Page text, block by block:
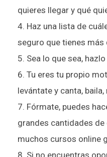
quieres llegar y qué
Haz una lista de
seguro que tienes más
Sea lo que sea,
Tu eres tu propio
levántate y canta, baila,
Fórmate, puedes
grandes cantidades
muchos cursos online